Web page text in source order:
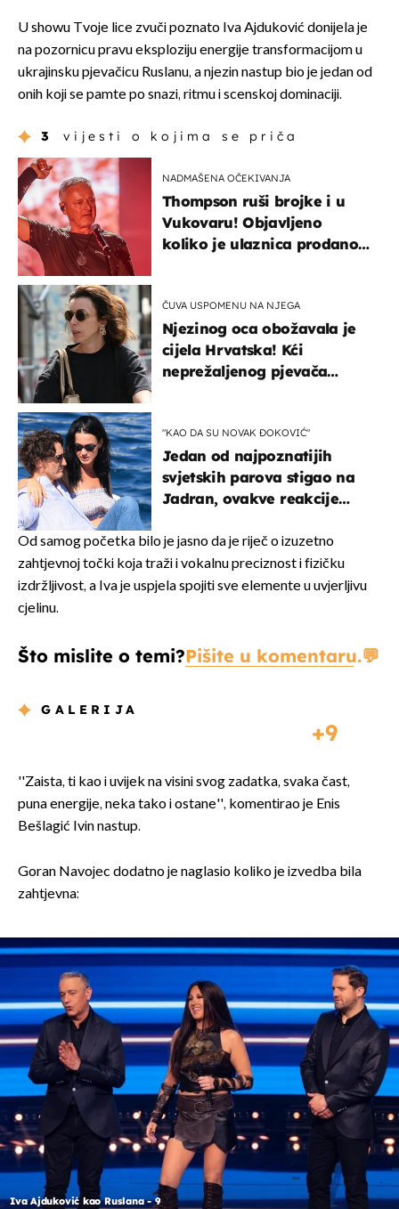
U showu Tvoje lice zvuči poznato Iva Ajduković donijela je
na pozornicu pravu eksploziju energije transformacijom u
ukrajinsku pjevačicu Ruslanu, a njezin nastup bio je jedan od
onih koji se pamte po snazi, ritmu i scenskoj dominaciji.
3 vijesti o kojima se priča
NADMAŠENA OČEKIVANJA
Thompson ruši brojke i u
Vukovaru! Objavljeno
koliko je ulaznica prodano
ČUVA USPOMENU NA NJEGA
Njezinog oca obožavala je
cijela Hrvatska! Kći
neprežaljenog pjevača
"KAO DA SU NOVAK ĐOKOVIĆ"
Jedan od najpoznatijih
svjetskih parova stigao na
Jadran, ovakve reakcije
Od samog početka bilo je jasno da je riječ o izuzetno
zahtjevnoj točki koja traži i vokalnu preciznost i fizičku
izdržljivost, a Iva je uspjela spojiti sve elemente u uvjerljivu
cjelinu.
Što mislite o temi?Pišite u komentaru.
GALERIJA
9
''Zaista, ti kao i uvijek na visini svog zadatka, svaka čast,
puna energije, neka tako i ostane'', komentirao je Enis
Bešlagić Ivin nastup.
Goran Navojec dodatno je naglasio koliko je izvedba bila
zahtjevna:
Iva Ajduković kao Ruslana - 9